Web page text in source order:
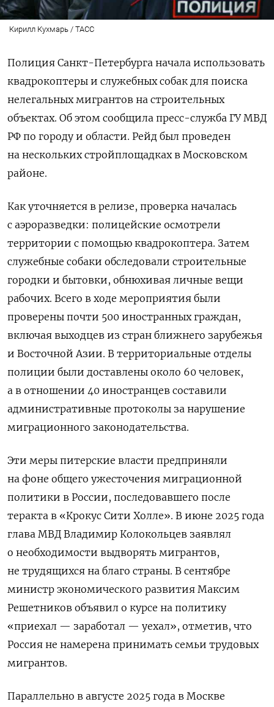
Кирилл Кухмарь / ТАСС
Полиция Санкт-Петербурга начала использовать
квадрокоптеры и служебных собак для поиска
нелегальных мигрантов на строительных
объектах. Об этом сообщила пресс-служба ГУ МВД
РФ по городу и области. Рейд был проведен
на нескольких стройплощадках в Московском
районе.
Как уточняется в релизе, проверка началась
с аэроразведки: полицейские осмотрели
территории с помощью квадрокоптера. Затем
служебные собаки обследовали строительные
городки и бытовки, обнюхивая личные вещи
рабочих. Всего в ходе мероприятия были
проверены почти 500 иностранных граждан,
включая выходцев из стран ближнего зарубежья
и Восточной Азии. В территориальные отделы
полиции были доставлены около 60 человек,
а в отношении 40 иностранцев составили
административные протоколы за нарушение
миграционного законодательства.
Эти меры питерские власти предприняли
на фоне общего ужесточения миграционной
политики в России, последовавшего после
теракта в «Крокус Сити Холле». В июне 2025 года
глава МВД Владимир Колокольцев заявлял
о необходимости выдворять мигрантов,
не трудящихся на благо страны. В сентябре
министр экономического развития Максим
Решетников объявил о курсе на политику
«приехал — заработал — уехал», отметив, что
Россия не намерена принимать семьи трудовых
мигрантов.
Параллельно в августе 2025 года в Москве